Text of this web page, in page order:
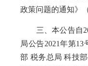
政策问题的通知》
三、本公告自
局公告2021年第
部 税务总局 科技